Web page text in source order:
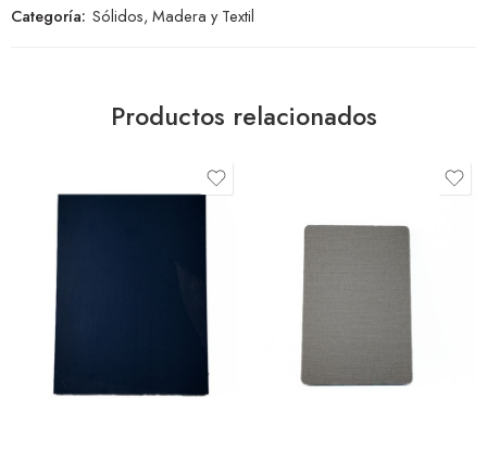
Categoría: Sólidos, Madera y Textil
Productos relacionados